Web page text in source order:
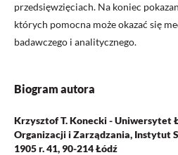
przedsięwzięciach. Na koniec
których pomocna może okazać się
badawczego i analitycznego.
Biogram autora
Krzysztof T. Konecki - Uniwersytet
Organizacji i Zarządzania, Instytut
1905 r. 41, 90-214 Łódź